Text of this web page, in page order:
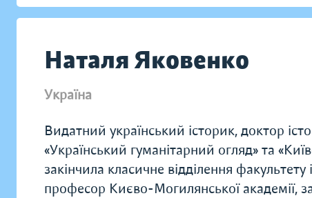
Наталя Яковенко
Україна
Видатний український історик, доктор
«Український гуманітарний огляд» та
закінчила класичне відділення
професор Києво-Могилянської академії,